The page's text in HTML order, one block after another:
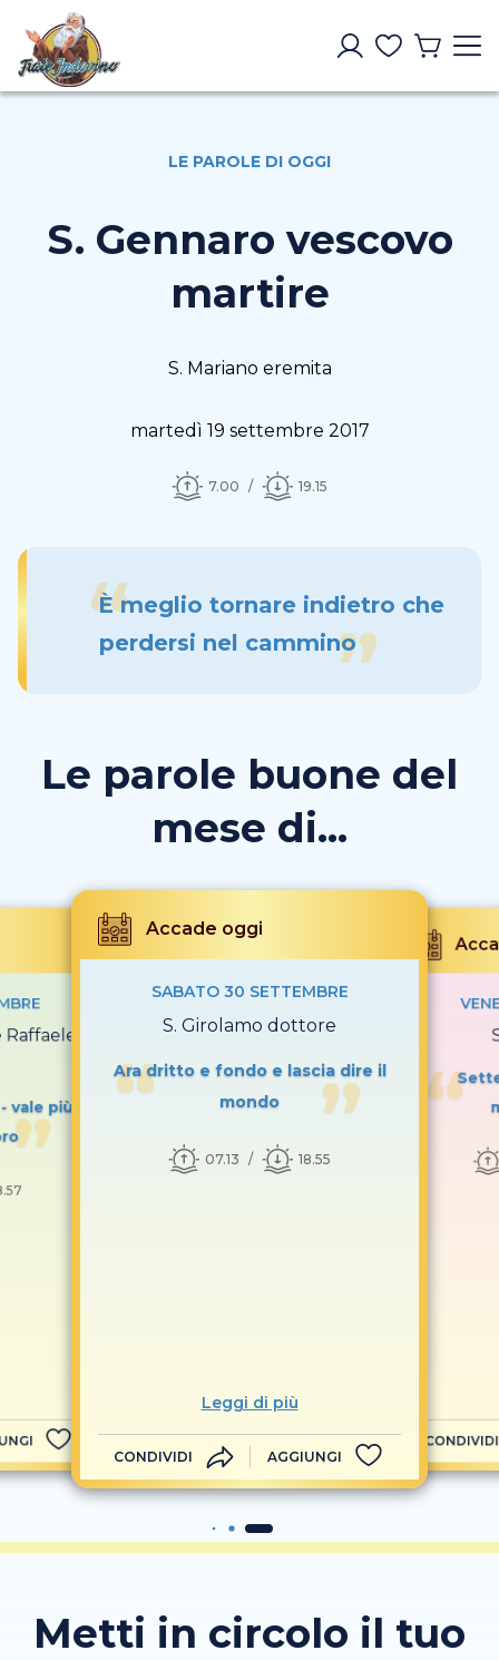
LE PAROLE DI OGGI
S. Gennaro vescovo
martire
S. Mariano eremita
martedì 19 settembre 2017
7.00 19.15
È meglio tornare indietro che
perdersi nel cammino
Le parole buone del
mese di...
Raffaele
vale più
Accade oggi
SABATO 30 SETTEMBRE
S. Girolamo dottore
Ara dritto e fondo e lascia dire il
mondo
07.13 18.55
Leggi di più
CONDIVIDI AGGIUNGI
CONDIVIDI
Metti in circolo il tuo